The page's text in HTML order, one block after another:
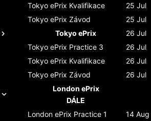
Tokyo ePrix Kvalifikace 25 Jul
Tokyo ePrix Závod 25 Jul
Tokyo ePrix
26 Jul
Tokyo ePrix Practice 3 26 Jul
Tokyo ePrix Kvalifikace 26 Jul
Tokyo ePrix Závod 26 Jul
London ePrix
DÁLE
London ePrix Practice 1 14 Aug